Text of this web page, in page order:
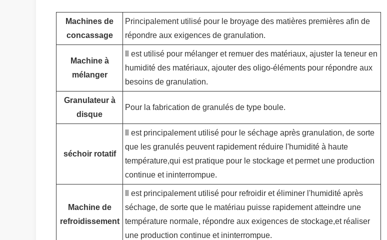
Machines de
concassage
Principalement utilisé pour le broyage des matières premières afin de
répondre aux exigences de granulation.
Machine à
mélanger
Il est utilisé pour mélanger et remuer des matériaux, ajuster la teneur en
humidité des matériaux, ajouter des oligo-éléments pour répondre aux
besoins de granulation.
Granulateur à
disque
Pour la fabrication de granulés de type boule.
séchoir rotatif
Il est principalement utilisé pour le séchage après granulation, de sorte
que les granulés peuvent rapidement réduire l'humidité à haute
température,qui est pratique pour le stockage et permet une production
continue et ininterrompue.
Machine de
refroidissement
Il est principalement utilisé pour refroidir et éliminer l'humidité après
séchage, de sorte que le matériau puisse rapidement atteindre une
température normale, répondre aux exigences de stockage,et réaliser
une production continue et ininterrompue.